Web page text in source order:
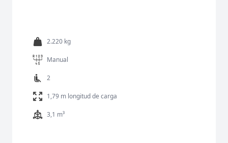
2.220 kg
Manual
2
1,79 m longitud de carga
3,1 m³